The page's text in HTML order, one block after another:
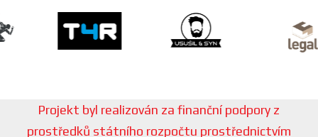
Projekt byl realizován za finanční podpory z
prostředků státního rozpočtu prostřednictvím